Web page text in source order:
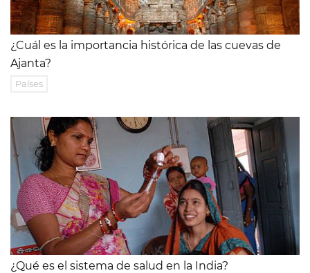
¿Cuál es la importancia histórica de las cuevas de
Ajanta?
Países
¿Qué es el sistema de salud en la India?